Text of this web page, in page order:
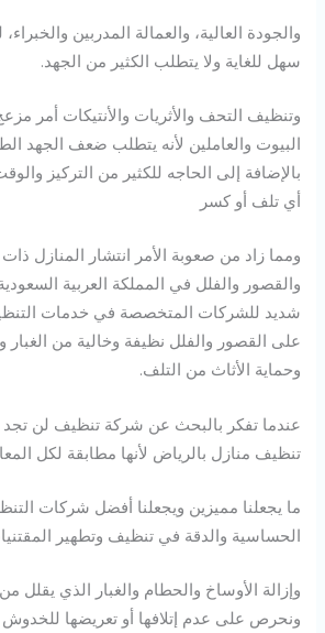
والجودة العالية، والعمالة المدربين
سهل للغاية ولا يتطلب الكثير من الجهد.
وتنظيف التحف والأثريات والأنتيكات أمر
البيوت والعاملين لأنه يتطلب ضعف الجهد
بالإضافة إلى الحاجه للكثير من التركيز
أي تلف أو كسر
ومما زاد من صعوبة الأمر انتشار المنازل
والقصور والفلل في المملكة العربية
شديد للشركات المتخصصة في خدمات
على القصور والفلل نظيفة وخالية من الغبار
وحماية الأثاث من التلف.
عندما تفكر بالبحث عن شركة تنظيف لن
تنظيف منازل بالرياض لأنها مطابقة لكل
ما يجعلنا مميزين ويجعلنا أفضل شركات
الحساسية والدقة في تنظيف وتطهير
وإزالة الأوساخ والحطام والغبار الذي يقلل
ونحرص على عدم إتلافها أو تعريضها للخدوش